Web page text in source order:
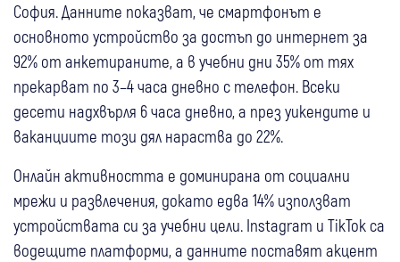
София. Данните показват, че смартфонът е
основното устройство за достъп до интернет за
92% от анкетираните, а в учебни дни 35% от тях
прекарват по 3–4 часа дневно с телефон. Всеки
десети надхвърля 6 часа дневно, а през уикендите и
ваканциите този дял нараства до 22%.
Онлайн активността е доминирана от социални
мрежи и развлечения, докато едва 14% използват
устройствата си за учебни цели. Instagram и TikTok са
водещите платформи, а данните поставят акцент